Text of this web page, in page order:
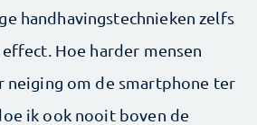
handhavingstechnieken zelfs
Hoe harder mensen
neiging om de smartphone ter
ik ook nooit boven de